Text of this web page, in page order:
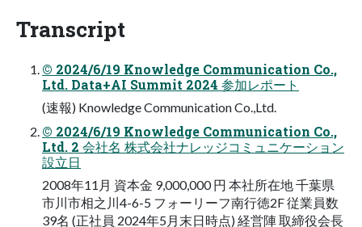
Transcript
© 2024/6/19 Knowledge Communication Co.,
Ltd. Data+AI Summit 2024 参加レポート
(速報) Knowledge Communication Co.,Ltd.
© 2024/6/19 Knowledge Communication Co.,
Ltd. 2 会社名 株式会社ナレッジコミュニケーション
設立日
2008年11月 資本金 9,000,000 円 本社所在地 千葉県
市川市相之川4-6-5 フォーリーフ南行徳2F 従業員数
39名 (正社員 2024年5月末日時点) 経営陣 取締役会長